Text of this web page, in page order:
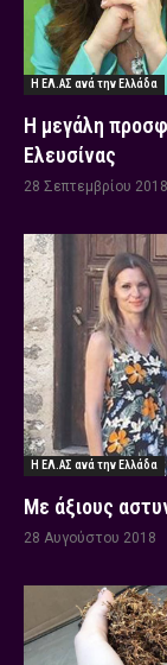
Η ΕΛ.ΑΣ ανά την Ελλάδα
Η μεγάλη
Ελευσίνας
28 Σεπτεμβρίου 2018
Η ΕΛ.ΑΣ ανά την Ελλάδα
Με άξιους
28 Αυγούστου 2018